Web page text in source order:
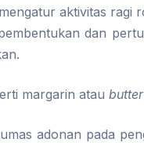
aktivitas ragi
dan
margarin atau butter
adonan pada